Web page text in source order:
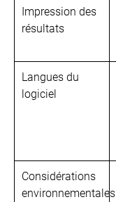
Impression des
résultats
Langues du
logiciel
Considérations
environnementales